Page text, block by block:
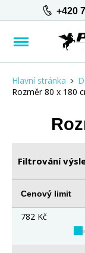
+420
Hlavní stránka
Rozměr 80 x 180
Filtrování
Cenový limit
782 Kč